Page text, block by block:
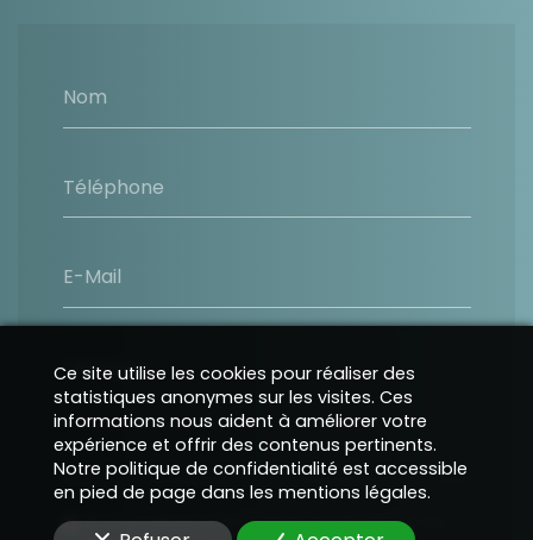
Nom
Téléphone
E-Mail
Message
En soumettant ce formulaire, j'accepte que les
Ce site utilise les cookies pour réaliser des
statistiques anonymes sur les visites. Ces
informations nous aident à améliorer votre
expérience et offrir des contenus pertinents.
Notre politique de confidentialité est accessible
en pied de page dans les mentions légales.